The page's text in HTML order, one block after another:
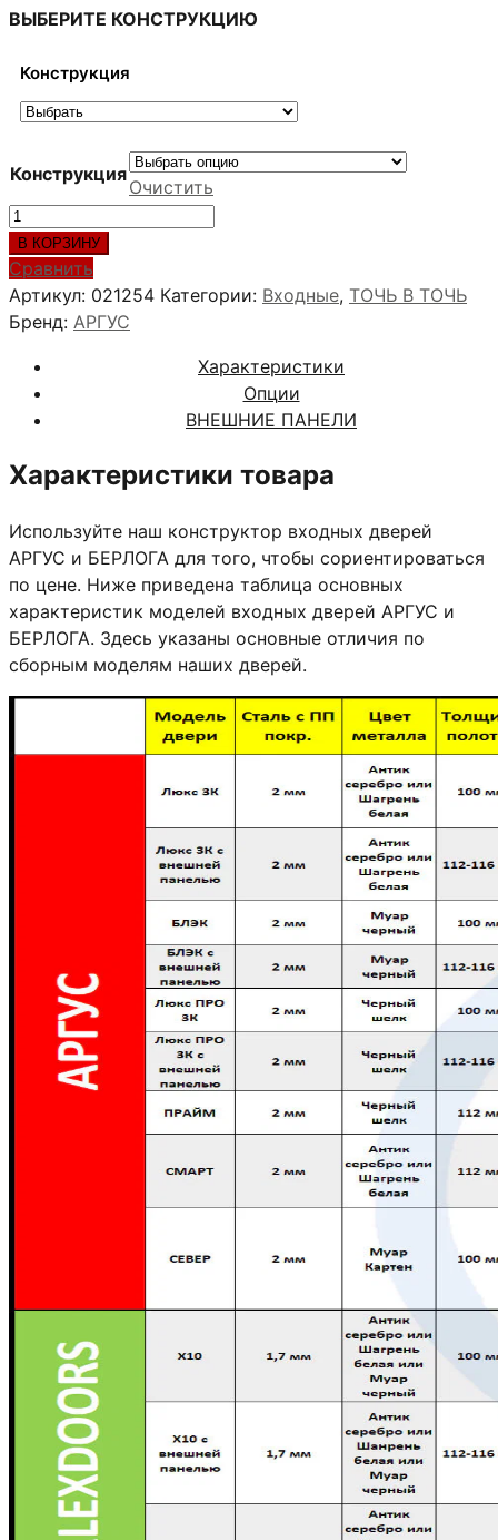
ВЫБЕРИТЕ КОНСТРУКЦИЮ
Конструкция
Конструкция
Очистить
Количество
товара
АЛЕКСАНДРА
ВЕЛЬВЕТ
В КОРЗИНУ
Сравнить
Артикул: 021254 Категории: Входные, ТОЧЬ В ТОЧЬ
Бренд: АРГУС
Характеристики
Опции
ВНЕШНИЕ ПАНЕЛИ
Характеристики товара
Используйте наш конструктор входных дверей
АРГУС и БЕРЛОГА для того, чтобы сориентироваться
по цене. Ниже приведена таблица основных
характеристик моделей входных дверей АРГУС и
БЕРЛОГА. Здесь указаны основные отличия по
сборным моделям наших дверей.